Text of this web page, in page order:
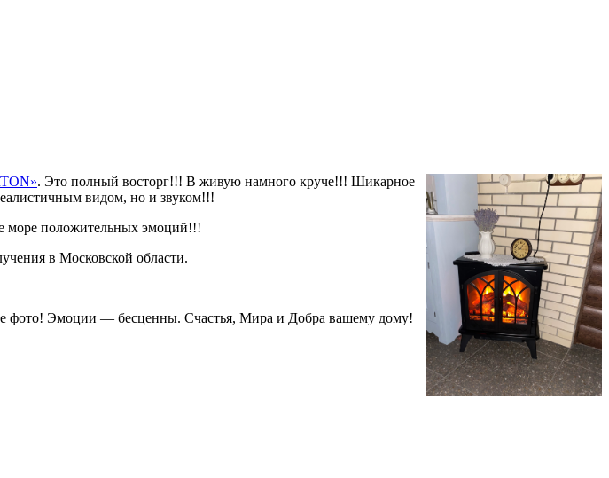
. Это полный восторг!!! В живую намного круче!!! Шикарное
видом, но и звуком!!!
море положительных эмоций!!!
в Московской области.
фото! Эмоции — бесценны. Счастья, Мира и Добра вашему дому!